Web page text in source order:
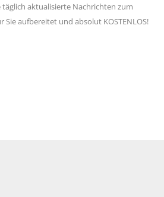
täglich aktualisierte Nachrichten zum
Sie aufbereitet und absolut KOSTENLOS!